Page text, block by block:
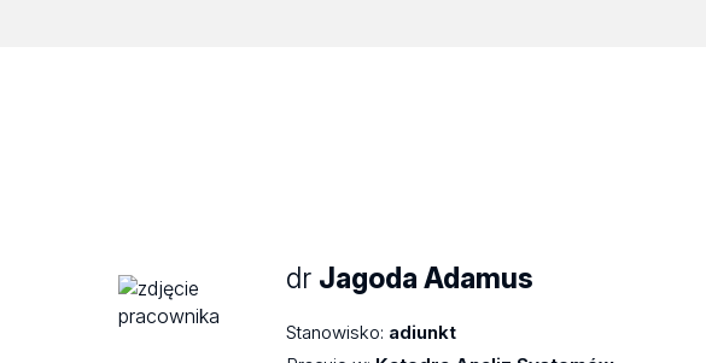
dr Jagoda Adamus
Stanowisko: adiunkt